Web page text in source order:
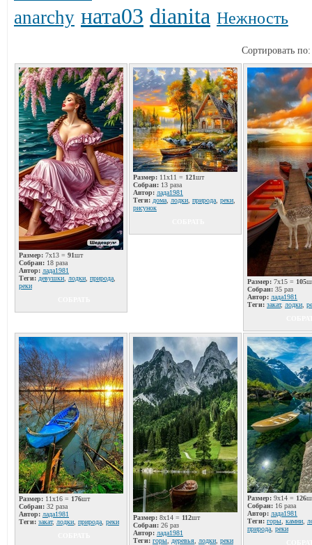
anarchy ната03 dianita Нежность
Сортировать
Размер: 7x13 = 91шт
Собран: 18 раза
Автор: лада1981
Теги: девушки лодки природа
реки
Размер: 11x11 = 121шт
Собран: 13 раза
Автор: лада1981
Теги: дома лодки природа реки
рисунок
Размер: 7x15 = 105
Собран: 35 раз
Автор: лада1981
Теги: закат, лодки
Размер: 11x16 = 176шт
Собран: 32 раза
Автор: лада1981
Теги: закат, лодки природа реки
Размер: 8x14 = 112шт
Собран: 26 раз
Автор: лада1981
Теги: горы деревья лодки реки
Размер: 9x14 = 126
Собран: 16 раза
Автор: лада1981
Теги: горы камни
природа реки